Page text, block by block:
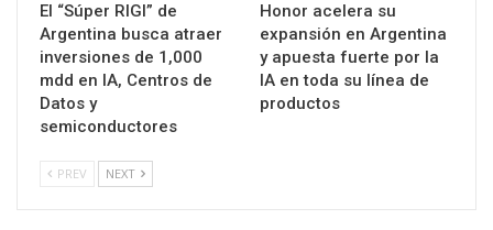
El “Súper RIGI” de
Argentina busca atraer
inversiones de 1,000
mdd en IA, Centros de
Datos y
semiconductores
Honor acelera su
expansión en Argentina
y apuesta fuerte por la
IA en toda su línea de
productos
PREV NEXT